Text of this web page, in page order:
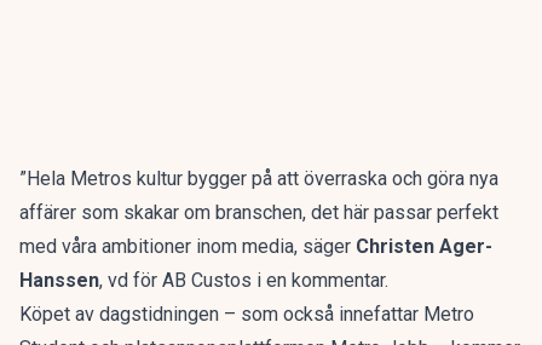
”Hela Metros kultur bygger på att överraska och göra nya
affärer som skakar om branschen, det här passar perfekt
med våra ambitioner inom media, säger Christen Ager-
Hanssen, vd för AB Custos i en kommentar.
Köpet av dagstidningen – som också innefattar Metro